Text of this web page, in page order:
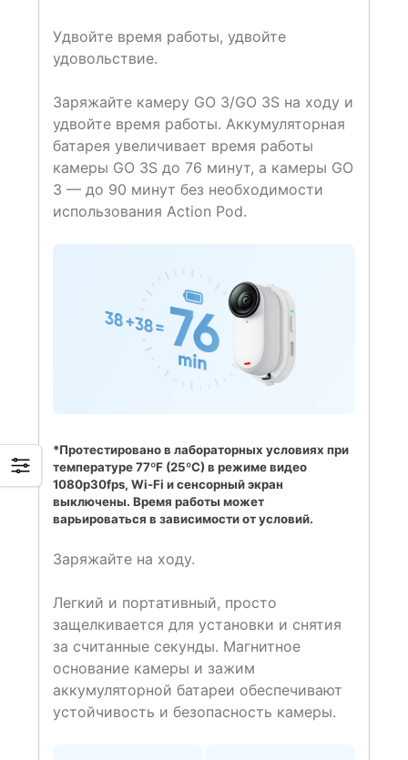
Удвойте время работы, удвойте
удовольствие.
Заряжайте камеру GO 3/GO 3S на ходу и
удвойте время работы. Аккумуляторная
батарея увеличивает время работы
камеры GO 3S до 76 минут, а камеры GO
3 — до 90 минут без необходимости
использования Action Pod.
*Протестировано в лабораторных условиях при
температуре 77ºF (25ºC) в режиме видео
1080p30fps, Wi-Fi и сенсорный экран
выключены. Время работы может
варьироваться в зависимости от условий.
Заряжайте на ходу.
Легкий и портативный, просто
защелкивается для установки и снятия
за считанные секунды. Магнитное
основание камеры и зажим
аккумуляторной батареи обеспечивают
устойчивость и безопасность камеры.